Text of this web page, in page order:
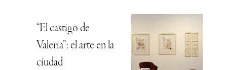
“El castigo de
Valeria”: el arte en la
ciudad